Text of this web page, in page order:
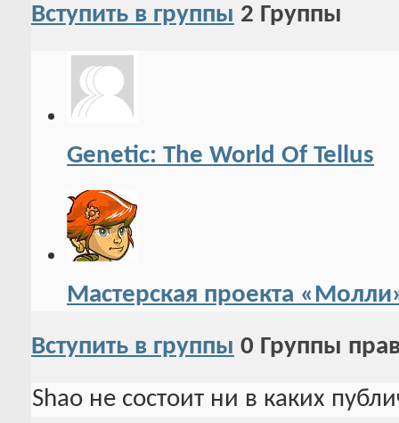
Вступить в группы 2 Группы
Genetic: The World Of Tellus
Мастерская проекта
Вступить в группы 0 Группы
Shao не состоит ни в каких